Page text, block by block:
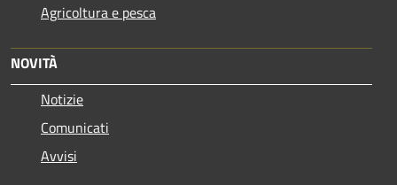
Agricoltura e pesca
NOVITÀ
Notizie
Comunicati
Avvisi